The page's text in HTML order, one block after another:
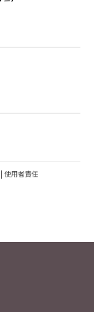
| 使用者責任